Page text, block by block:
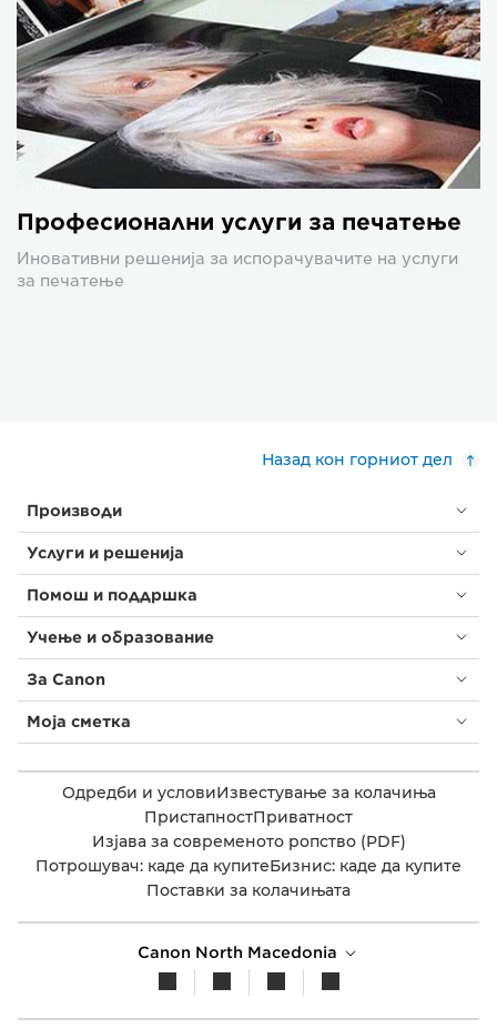
Професионални услуги за печатење
Иновативни решенија за испорачувачите на услуги
за печатење
Назад кон горниот дел
Производи
Услуги и решенија
Помош и поддршка
Учење и образование
За Canon
Моја сметка
Одредби и условиИзвестување за колачиња
ПристапностПриватност
Изјава за современото ропство (PDF)
Потрошувач: каде да купитеБизнис: каде да купите
Поставки за колачињата
Canon North Macedonia​